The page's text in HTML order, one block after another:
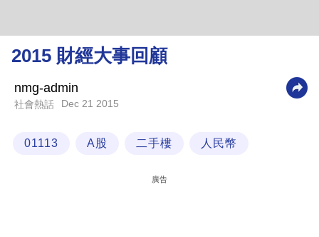
理
財
業
技
2015 財經大事回顧
nmg-admin
社會熱話 Dec 21 2015
01113 A股 二手樓 人民幣
廣告